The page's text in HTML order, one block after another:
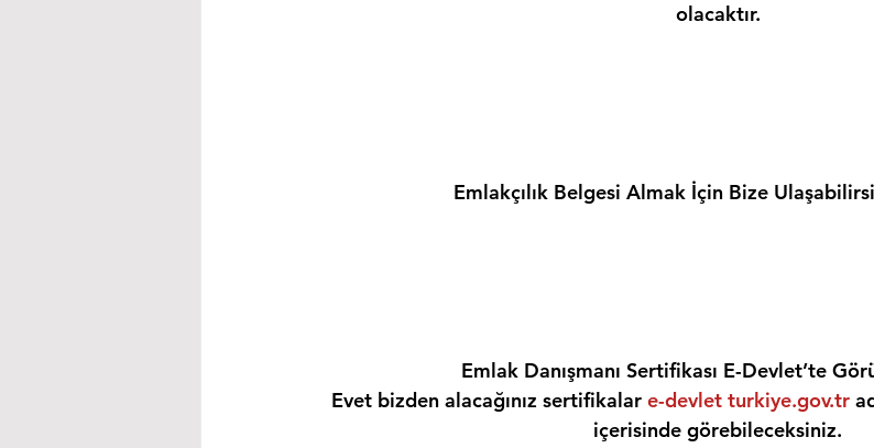
olacaktır.
Emlakçılık Belgesi Almak İçin Bize
Emlak Danışmanı Sertifikası E-Devlet’te
Evet bizden alacağınız sertifikalar e-devlet turkiye.gov.tr
içerisinde görebileceksiniz.